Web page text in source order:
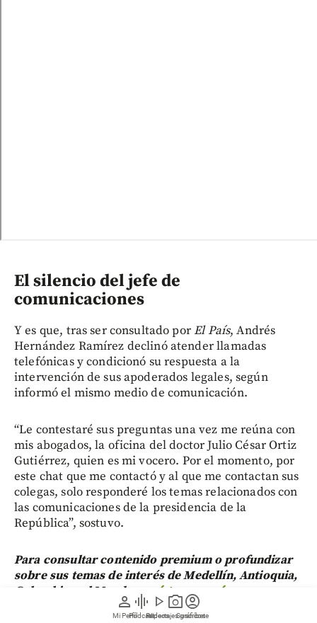
person
Mi Perfil
graphic_eq
Pódcast
play_arrow
Videos
photo_camera
Reportajes gráficos
account_circle
Suscríbete
El silencio del jefe de
comunicaciones
Y es que, tras ser consultado porEl País, Andrés
Hernández Ramírez declinó atender llamadas
telefónicas y condicionó su respuesta a la
intervención de sus apoderados legales, según
informó el mismo medio de comunicación.
“Le contestaré sus preguntas una vez me reúna con
mis abogados, la oficina del doctor Julio César Ortiz
Gutiérrez, quien es mi vocero. Por el momento, por
este chat que me contactó y al que me contactan sus
colegas, solo responderé los temas relacionados con
las comunicaciones de la presidencia de la
República”, sostuvo.
Para consultar contenido premium o profundizar
sobre sus temas de interés de Medellín, Antioquia,
Colombia y el Mundo,
regístrese aquí.